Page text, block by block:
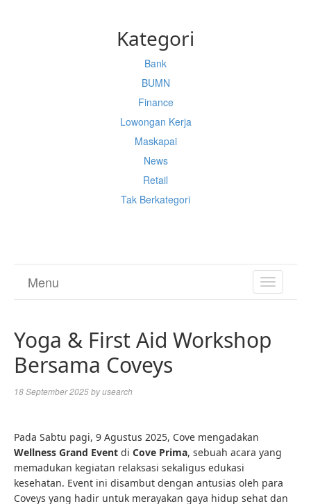
Kategori
Bank
BUMN
Finance
Lowongan Kerja
Maskapai
News
Retail
Tak Berkategori
TOGGLE
Menu
Yoga & First Aid Workshop
Bersama Coveys
18 September 2025byusearch
Pada Sabtu pagi, 9 Agustus 2025, Cove mengadakan
Wellness Grand Event di Cove Prima, sebuah acara yang
memadukan kegiatan relaksasi sekaligus edukasi
kesehatan. Event ini disambut dengan antusias oleh para
Coveys yang hadir untuk merayakan gaya hidup sehat dan